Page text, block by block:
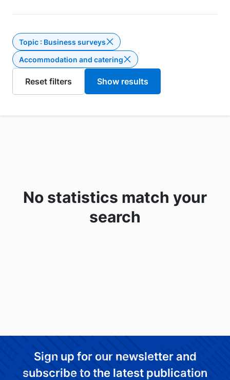
Topic : Business surveysDelete the filter Topic :
Accommodation and catering
No statistics match your
search
Sign up for our newsletter and
subscribe to the latest publication